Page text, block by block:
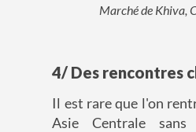
Marché de Khiva,
4/ Des rencontres
Il est rare que l'on
Asie Centrale